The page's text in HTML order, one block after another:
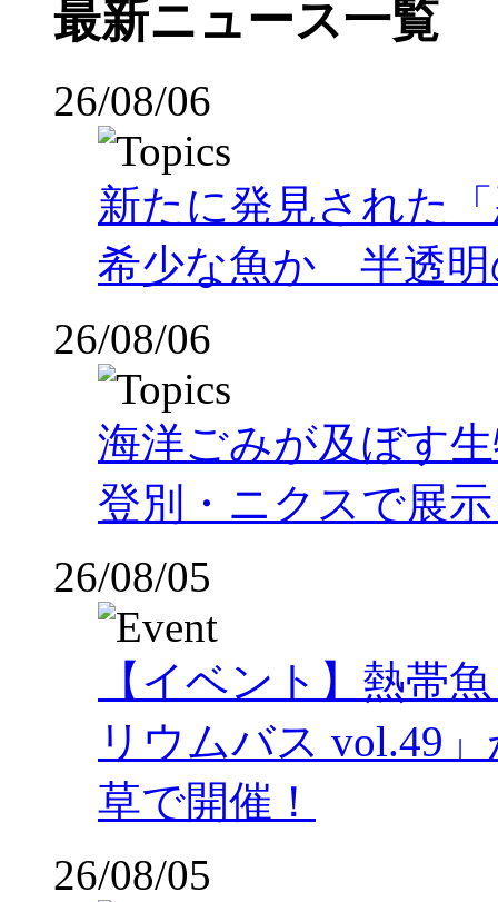
最新ニュース一覧
26/08/06
新たに発見された
希少な魚か 半透明
26/08/06
海洋ごみが及ぼす
登別・ニクスで展
26/08/05
【イベント】熱帯
リウムバス vol.49
草で開催！
26/08/05